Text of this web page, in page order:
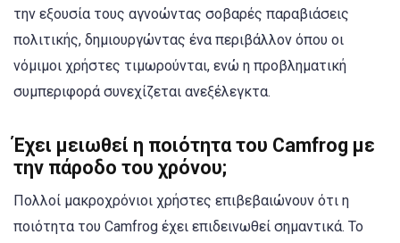
την εξουσία τους αγνοώντας σοβαρές παραβιάσεις
πολιτικής, δημιουργώντας ένα περιβάλλον όπου οι
νόμιμοι χρήστες τιμωρούνται, ενώ η προβληματική
συμπεριφορά συνεχίζεται ανεξέλεγκτα.
Έχει μειωθεί η ποιότητα του Camfrog με
την πάροδο του χρόνου;
Πολλοί μακροχρόνιοι χρήστες επιβεβαιώνουν ότι η
ποιότητα του Camfrog έχει επιδεινωθεί σημαντικά. Το